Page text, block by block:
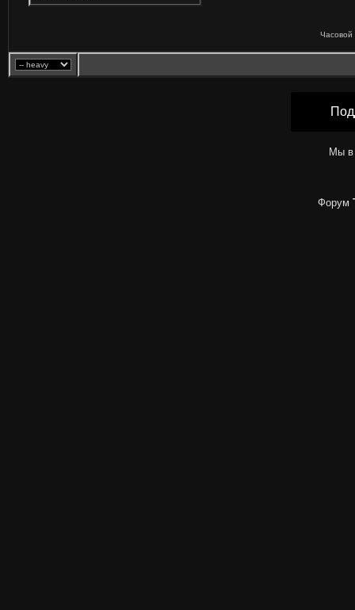
Часовой
Мы в
Форум